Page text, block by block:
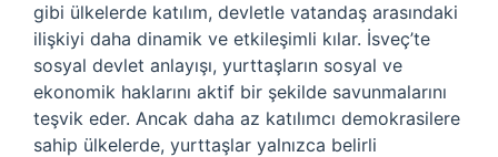
gibi ülkelerde katılım, devletle vatandaş arasındaki
ilişkiyi daha dinamik ve etkileşimli kılar. İsveç’te
sosyal devlet anlayışı, yurttaşların sosyal ve
ekonomik haklarını aktif bir şekilde savunmalarını
teşvik eder. Ancak daha az katılımcı demokrasilere
sahip ülkelerde, yurttaşlar yalnızca belirli